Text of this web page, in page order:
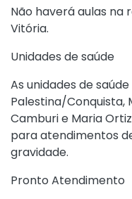
Não haverá aulas na
Vitória.
Unidades de saúde
As unidades de
Palestina/Conquista,
Camburi e Maria
para atendimentos
gravidade.
Pronto Atendimento